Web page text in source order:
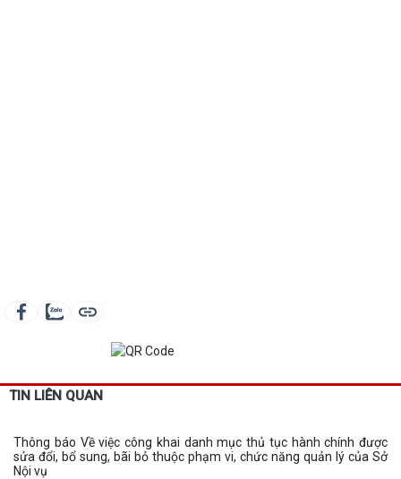
TIN LIÊN QUAN
Thông báo Về việc công khai danh mục thủ tục hành chính được
sửa đổi, bổ sung, bãi bỏ thuộc phạm vi, chức năng quản lý của Sở
Nội vụ